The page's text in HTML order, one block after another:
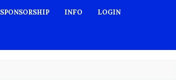
SPONSORSHIP INFO LOGIN